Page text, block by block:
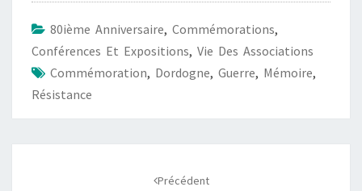
80ième Anniversaire, Commémorations,
Conférences Et Expositions, Vie Des Associations
Commémoration, Dordogne, Guerre, Mémoire,
Résistance
Précédent